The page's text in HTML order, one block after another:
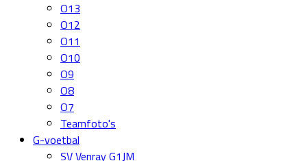
O13
O12
O11
O10
O9
O8
O7
Teamfoto's
G-voetbal
SV Venray G1JM